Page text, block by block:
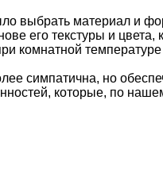
выбрать материал и
его текстуры и
комнатной
симпатична, но
которые, по